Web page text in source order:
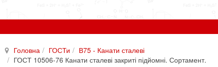
Головна ГОСТи
В75 - Канати сталеві
ГОСТ 10506-76 Канати сталеві закриті підйомні. Сортамент.